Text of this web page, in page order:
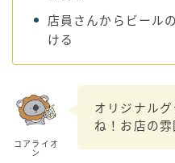
店員さんからビール
ける
コアライオ
ン
オリジナル
ね！お店の雰